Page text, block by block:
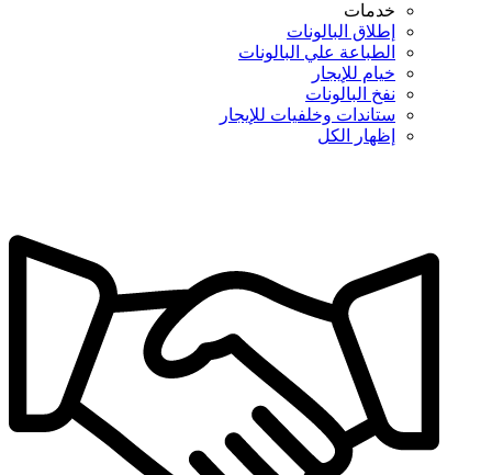
خدمات
إطلاق البالونات
الطباعة علي البالونات
خيام للإيجار
نفخ البالونات
ستاندات وخلفيات للإيجار
إظهار الكل